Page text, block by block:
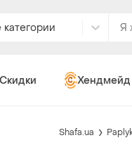
категории
Скидки Хендмейд
Shafa.ua